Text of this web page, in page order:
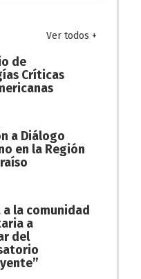
Ver todos +
de
Críticas
a Diálogo
en la Región
la comunidad
a
del